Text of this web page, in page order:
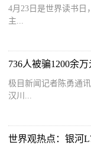
4月23日是世界读书日
主...
极目新闻记者陈勇通
汉川...